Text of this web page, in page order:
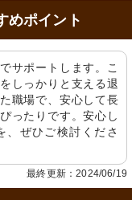
ス
インテリアが心安らぐ空
るい窓辺には植物が彩り
す。
めポイント
サポートします。こ
しっかりと支える退
職場で、安心して長
ったりです。安心し
、ぜひご検討くださ
最終更新：2024/06/19